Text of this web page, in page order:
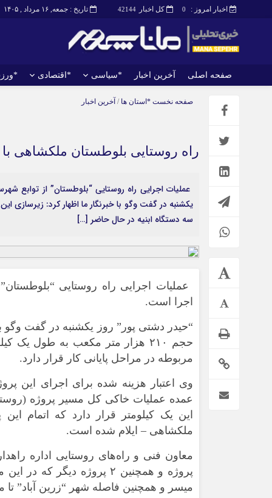
کل اخبار 42144 اخبار امروز : 0 تاریخ : جمعه, ۱۶ مرداد , ۱۴۰۵
صفحه اصلی آخرین اخبار *سیاسی *اقتصادی
*جهان
بین الملل
آسیای غربی
آمریکا و اروپا
صفحه نخست *استان ها / آخرین اخبار
راه روستایی بلوطستان ملکشاهی با ۹۰ درصد پیشرفت در حال اجرا است
سه دستگاه ابنیه در حال حاضر […]
اجرا است.
“حیدر دشتی پور” روز یکشنبه در گفت وگو
حجم ۲۱۰ هزار متر مکعب به طول
مربوطه در مراحل پایانی کار قرار دارد.
عمده عملیات خاکی کل مسیر پروژه
این یک کیلومتر قرار دارد که اتمام
ملکشاهی – ایلام شده است.
معاون فنی و راه‌های روستایی اداره
پروژه و همچنین ۲ پروژه
میسر و همچنین فاصله شهر “زرین آباد” تا مرکز استان ۲۵